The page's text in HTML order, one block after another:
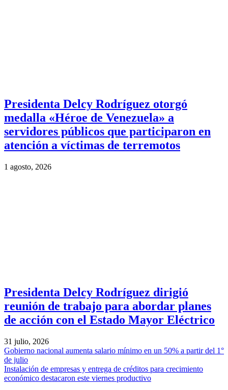
Presidenta Delcy Rodríguez otorgó
medalla «Héroe de Venezuela» a
servidores públicos que participaron en
atención a víctimas de terremotos
1 agosto, 2026
Presidenta Delcy Rodríguez dirigió
reunión de trabajo para abordar planes
de acción con el Estado Mayor Eléctrico
31 julio, 2026
Gobierno nacional aumenta salario mínimo en un 50% a partir del 1°
de julio
Instalación de empresas y entrega de créditos para crecimiento
económico destacaron este viernes productivo